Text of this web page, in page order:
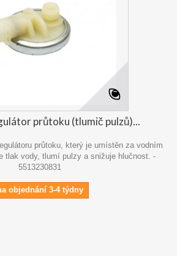
průtoku (tlumič pulzů)...
průtoku, který je umístěn za vodním
tlak vody, tlumí pulzy a snižuje hlučnost. -
5513230831
objednání 3-4 týdny